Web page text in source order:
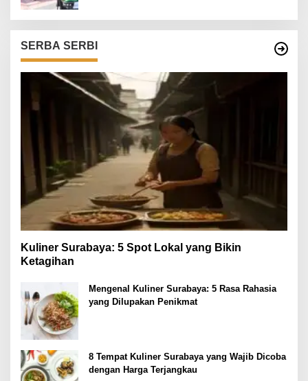
SERBA SERBI
Kuliner Surabaya: 5 Spot Lokal yang Bikin
Ketagihan
Mengenal Kuliner Surabaya: 5 Rasa Rahasia
yang Dilupakan Penikmat
8 Tempat Kuliner Surabaya yang Wajib Dicoba
dengan Harga Terjangkau